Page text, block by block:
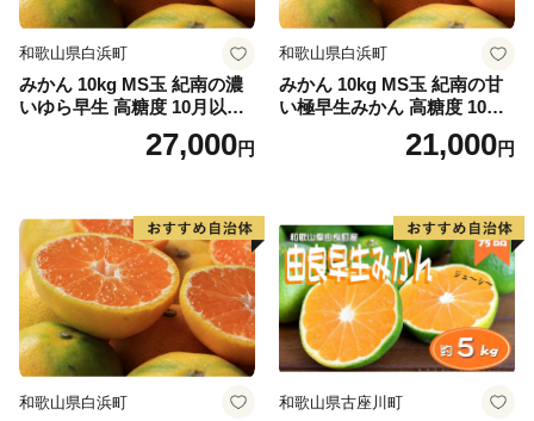
和歌山県白浜町
みかん 10kg MS玉 紀南の濃
いゆら早生 高糖度 10月以降
発送 マルチ被覆栽培27,000円
和歌山県白浜町
みかん 10kg MS玉 紀南の甘
い極早生みかん 高糖度 10月
以降発送 マルチ被覆栽培
21,000円
和歌山県白浜町 和歌山県古座川町